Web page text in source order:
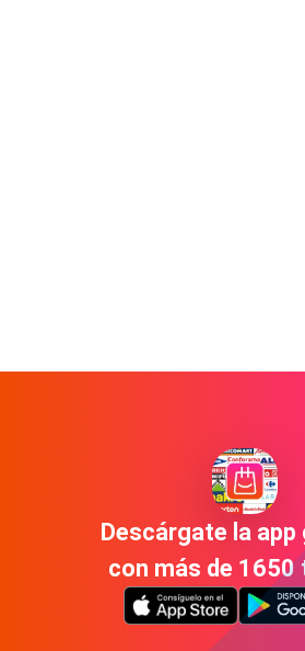
Descárgate la
con más de 1650